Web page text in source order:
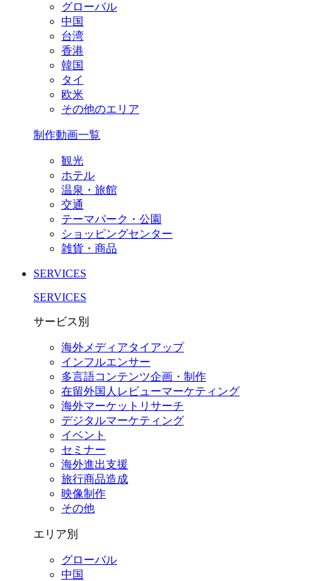
グローバル
中国
台湾
香港
韓国
タイ
欧米
その他のエリア
制作動画一覧
観光
ホテル
温泉・旅館
交通
テーマパーク・公園
ショッピングセンター
雑貨・商品
SERVICES
SERVICES
サービス別
海外メディアタイアップ
インフルエンサー
多言語コンテンツ企画・制作
在留外国⼈レビューマーケティング
海外マーケットリサーチ
デジタルマーケティング
イベント
セミナー
海外進出支援
旅行商品造成
映像制作
その他
エリア別
グローバル
中国